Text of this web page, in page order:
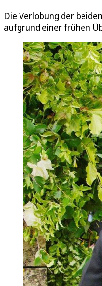
Die Verlobung der
aufgrund einer frühen